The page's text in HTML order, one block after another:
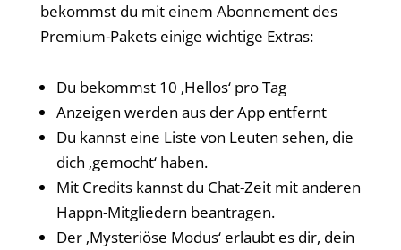
bekommst du mit einem Abonnement des
Premium-Pakets einige wichtige Extras:
Du bekommst 10 ‚Hellos‘ pro Tag
Anzeigen werden aus der App entfernt
Du kannst eine Liste von Leuten sehen, die
dich ‚gemocht‘ haben.
Mit Credits kannst du Chat-Zeit mit anderen
Happn-Mitgliedern beantragen.
Der ‚Mysteriöse Modus‘ erlaubt es dir, dein